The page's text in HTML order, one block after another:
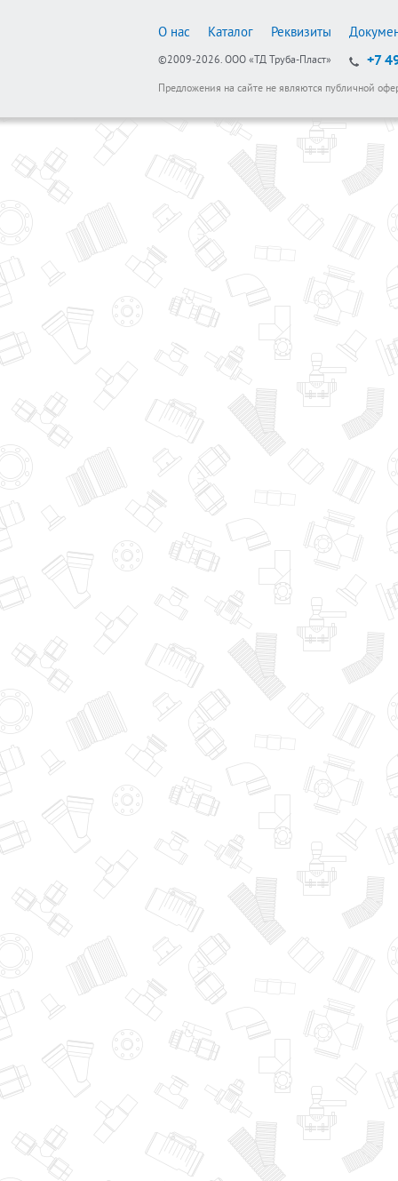
О нас Каталог Реквизиты
©2009-2026. ООО «ТД Труба-Пласт» +7
Предложения на сайте не являются публичной